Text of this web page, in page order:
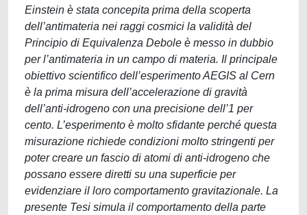
Einstein è stata concepita prima della scoperta
dell’antimateria nei raggi cosmici la validità del
Principio di Equivalenza Debole è messo in dubbio
per l’antimateria in un campo di materia. Il principale
obiettivo scientifico dell’esperimento AEGIS al Cern
è la prima misura dell’accelerazione di gravità
dell’anti-idrogeno con una precisione dell’1 per
cento. L’esperimento è molto sfidante perché questa
misurazione richiede condizioni molto stringenti per
poter creare un fascio di atomi di anti-idrogeno che
possano essere diretti su una superficie per
evidenziare il loro comportamento gravitazionale. La
presente Tesi simula il comportamento della parte